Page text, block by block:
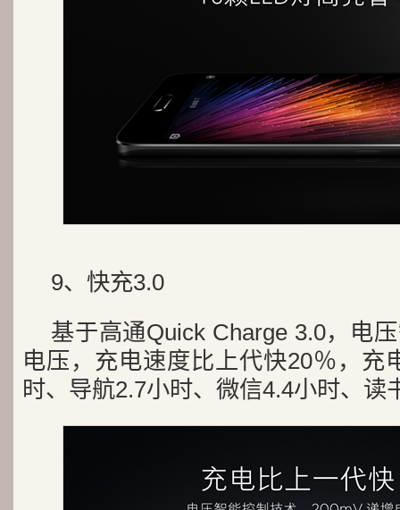
9、快充3.0
基于高通Quick Charge 3.0，电
电压，充电速度比上代快20％，充
时、导航2.7小时、微信4.4小时、读